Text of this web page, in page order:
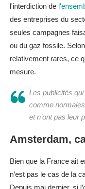
l'interdiction de
des entreprises du
seules campagnes
ou du gaz fossile.
relativement rares, ce
mesure.
Les publicités
comme
et n’ont pas leur
Amsterdam,
Bien que la France ait
n’est pas le cas de la
Depuis mai dernier, si